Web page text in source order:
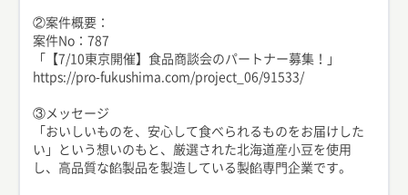
②案件概要：
案件No：787
「【7/10東京開催】食品商談会のパートナー募集！」
https://pro-fukushima.com/project_06/91533/
③メッセージ
「おいしいものを、安心して食べられるものをお届けした
い」という想いのもと、厳選された北海道産小豆を使用
し、高品質な餡製品を製造している製餡専門企業です。